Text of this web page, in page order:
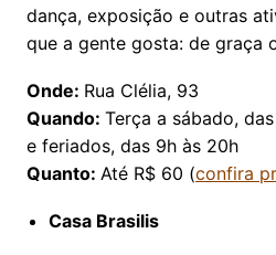
dança, exposição e outras
que a gente gosta: de graça
Onde: Rua Clélia, 93
Quando: Terça a sábado,
e feriados, das 9h às 20h
Quanto: Até R$ 60 (confira
Casa Brasilis